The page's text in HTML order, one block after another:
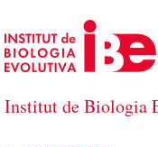
Salta al contingut
Institut de Biologia